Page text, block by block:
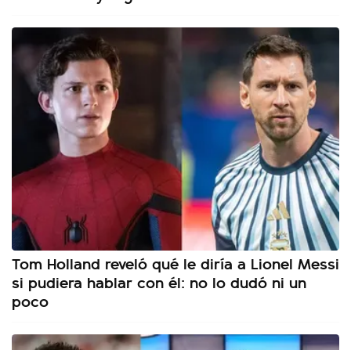
Tom Holland reveló qué le diría a Lionel Messi
si pudiera hablar con él: no lo dudó ni un
poco